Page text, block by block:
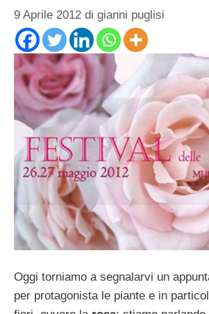
9 Aprile 2012 di gianni puglisi
Oggi torniamo a segnalarvi un
per protagonista le piante e in